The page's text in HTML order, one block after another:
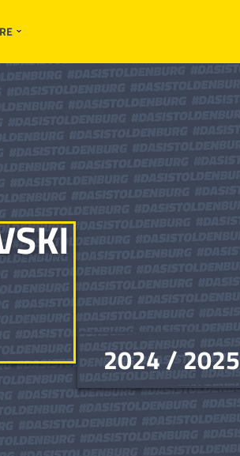
2024 / 2025